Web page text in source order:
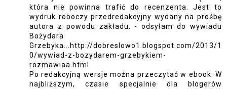
która nie powinna trafić do recenzenta. Jest to
wydruk roboczy przedredakcyjny wydany na prośbę
autora z powodu zakładu. - odsyłam do wywiadu
Bożydara
Grzebyka...http://dobreslowo1.blogspot.com/2013/1
0/wywiad-z-bozydarem-grzebykiem-
rozmawiaa.html
Po redakcyjną wersje można przeczytać w ebook. W
najbliższym, czasie specjalnie dla blogerów